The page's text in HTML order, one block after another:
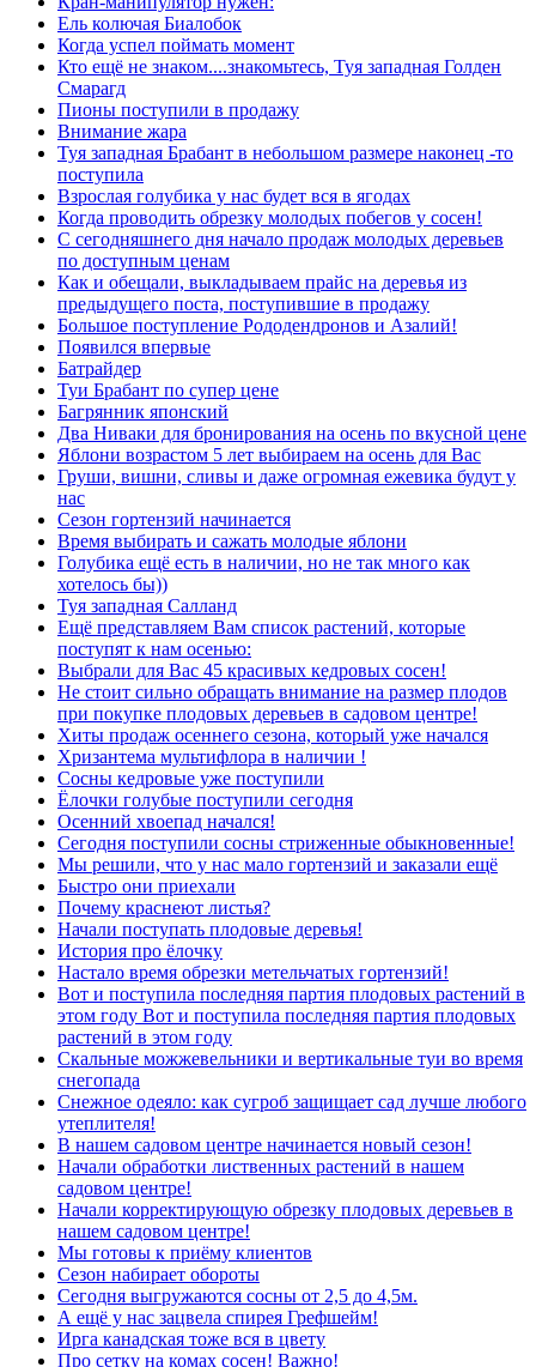
Ель колючая Биалобок
Когда успел поймать момент
Кто ещё не знаком....знакомьтесь, Туя западная Голден
Смарагд
Пионы поступили в продажу
Внимание жара
Туя западная Брабант в небольшом размере наконец -то
поступила
Взрослая голубика у нас будет вся в ягодах
Когда проводить обрезку молодых побегов у сосен!
С сегодняшнего дня начало продаж молодых деревьев
по доступным ценам
Как и обещали, выкладываем прайс на деревья из
предыдущего поста, поступившие в продажу
Большое поступление Рододендронов и Азалий!
Появился впервые
Батрайдер
Туи Брабант по супер цене
Багрянник японский
Два Ниваки для бронирования на осень по вкусной цене
Яблони возрастом 5 лет выбираем на осень для Вас
Груши, вишни, сливы и даже огромная ежевика будут у
нас
Сезон гортензий начинается
Время выбирать и сажать молодые яблони
Голубика ещё есть в наличии, но не так много как
хотелось бы))
Туя западная Салланд
Ещё представляем Вам список растений, которые
поступят к нам осенью:
Выбрали для Вас 45 красивых кедровых сосен!
Не стоит сильно обращать внимание на размер плодов
при покупке плодовых деревьев в садовом центре!
Хиты продаж осеннего сезона, который уже начался
Хризантема мультифлора в наличии !
Сосны кедровые уже поступили
Ёлочки голубые поступили сегодня
Осенний хвоепад начался!
Сегодня поступили сосны стриженные обыкновенные!
Мы решили, что у нас мало гортензий и заказали ещё
Быстро они приехали
Почему краснеют листья?
Начали поступать плодовые деревья!
История про ёлочку
Настало время обрезки метельчатых гортензий!
Вот и поступила последняя партия плодовых растений в
этом году Вот и поступила последняя партия плодовых
растений в этом году
Скальные можжевельники и вертикальные туи во время
снегопада
Снежное одеяло: как сугроб защищает сад лучше любого
утеплителя!
В нашем садовом центре начинается новый сезон!
Начали обработки лиственных растений в нашем
садовом центре!
Начали корректирующую обрезку плодовых деревьев в
нашем садовом центре!
Мы готовы к приёму клиентов
Сезон набирает обороты
Сегодня выгружаются сосны от 2,5 до 4,5м.
А ещё у нас зацвела спирея Грефшейм!
Ирга канадская тоже вся в цвету
Про сетку на комах сосен! Важно!